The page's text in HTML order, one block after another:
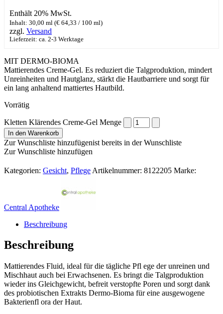
Enthält 20% MwSt.
Inhalt: 30,00 ml (€ 64,33 / 100 ml)
zzgl. Versand
Lieferzeit: ca. 2-3 Werktage
MIT DERMO-BIOMA
​Mattierendes Creme-Gel. Es reduziert die Talgproduktion, mindert
Unreinheiten und Hautglanz, stärkt die Hautbarriere und sorgt für
ein lang anhaltend mattiertes Hautbild.
Vorrätig
Kletten Klärendes Creme-Gel Menge
In den Warenkorb
Zur Wunschliste hinzufügenist bereits in der Wunschliste
Zur Wunschliste hinzufügen
Kategorien: Gesicht, Pflege Artikelnummer: 8122205 Marke:
Central Apotheke
Beschreibung
Beschreibung
​Mattierendes Fluid, ideal für die tägliche Pfl ege der unreinen und
Mischhaut auch bei Erwachsenen. Es bringt die Talgproduktion
wieder ins Gleichgewicht, befreit verstopfte Poren und sorgt dank
des probiotischen Extrakts Dermo-Bioma für eine ausgewogene
Bakterienfl ora der Haut.